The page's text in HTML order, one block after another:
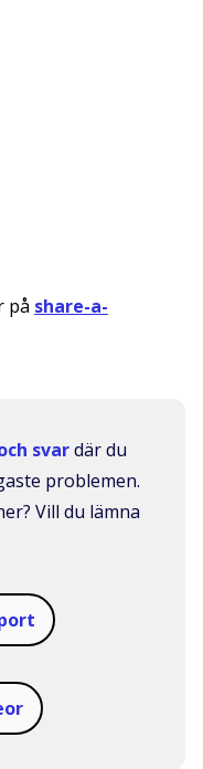
på share-a-
svardär du
problemen.
Vill du lämna